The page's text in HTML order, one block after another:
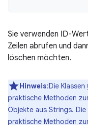
Sie verwenden ID-
Zeilen abrufen und
löschen möchten.
Hinweis:Die Klassen
praktische Methoden
Objekte aus Strings. Die
praktische Methoden